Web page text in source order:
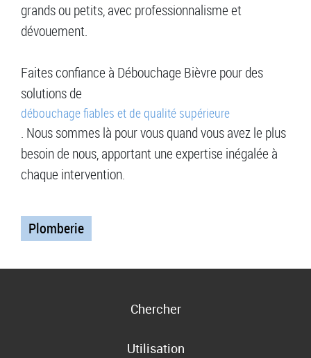
grands ou petits, avec professionnalisme et
dévouement.
Faites confiance à Débouchage Bièvre pour des
solutions de
débouchage fiables et de qualité supérieure
. Nous sommes là pour vous quand vous avez le plus
besoin de nous, apportant une expertise inégalée à
chaque intervention.
Plomberie
Chercher
Utilisation